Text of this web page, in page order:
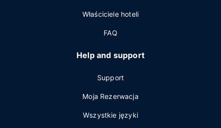
Właściciele hoteli
FAQ
Help and support
Support
Moja Rezerwacja
Wszystkie języki